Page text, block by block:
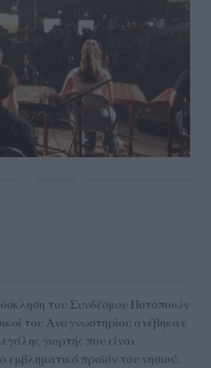
του Συνδέσμου Ποτοποιών
του Αναγνωστηρίου ανέβηκαν
γιορτής που είναι
εμβληματικό προϊόν του νησιού,